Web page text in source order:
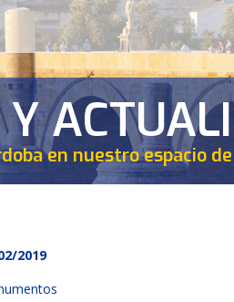
en nuestro espacio
2019